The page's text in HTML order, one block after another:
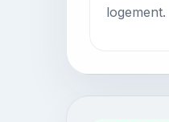
logement.